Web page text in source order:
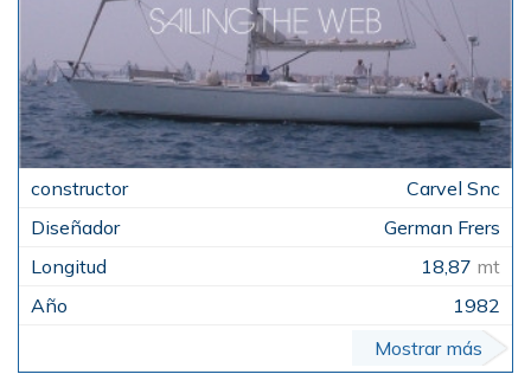
Carvel Snc
German Frers
18,87 mt
1982
Mostrar más